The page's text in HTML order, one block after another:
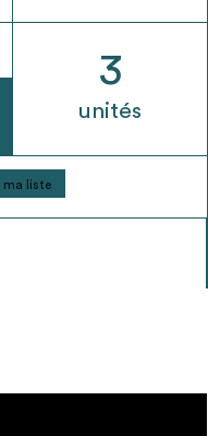
3
unités
ma liste